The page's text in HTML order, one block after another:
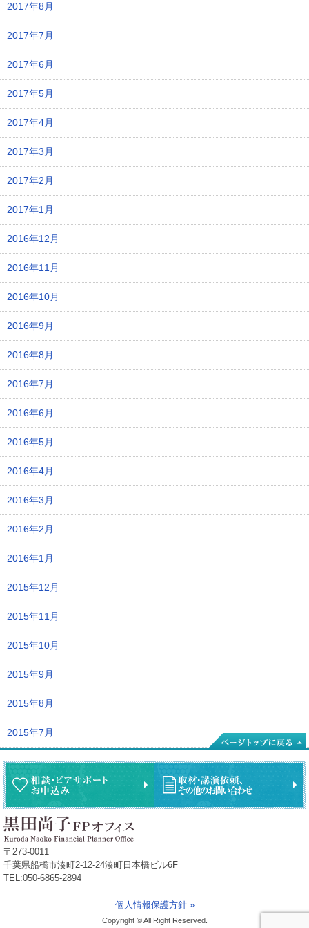
2017年8月
2017年7月
2017年6月
2017年5月
2017年4月
2017年3月
2017年2月
2017年1月
2016年12月
2016年11月
2016年10月
2016年9月
2016年8月
2016年7月
2016年6月
2016年5月
2016年4月
2016年3月
2016年2月
2016年1月
2015年12月
2015年11月
2015年10月
2015年9月
2015年8月
2015年7月
〒273-0011
千葉県船橋市湊町2-12-24湊町日本橋ビル6F
TEL:050-6865-2894
個人情報保護方針 »
Copyright © All Right Reserved.